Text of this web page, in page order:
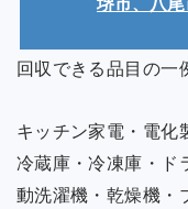
回収できる品目の一
キッチン家電・電化
冷蔵庫・冷凍庫・ド
動洗濯機・乾燥機・